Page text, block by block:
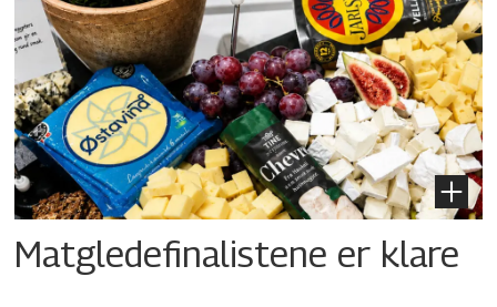
Matgledefinalistene er klare